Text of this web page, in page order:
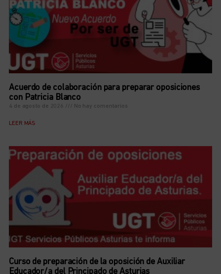
Acuerdo de colaboración para preparar oposiciones
con Patricia Blanco
4 de agosto de 2026 No hay comentarios
LEER MÁS
Curso de preparación de la oposición de Auxiliar
Educador/a del Principado de Asturias